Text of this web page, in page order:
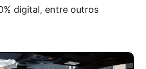
digital, entre outros